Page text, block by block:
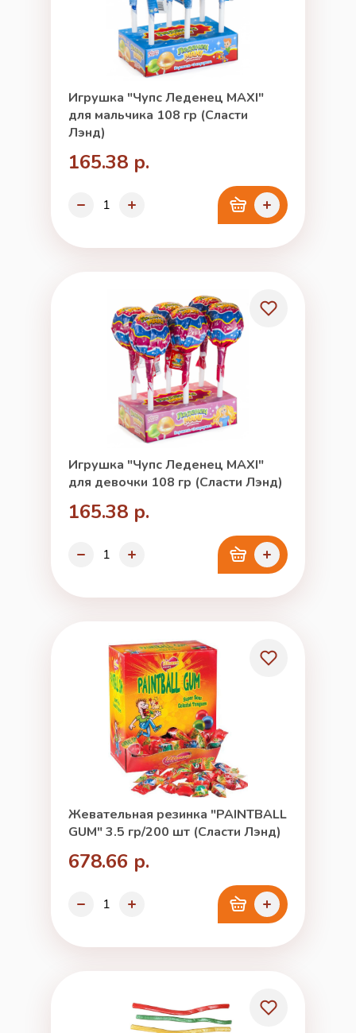
Игрушка "Чупс Леденец MAXI"
для мальчика 108 гр (Сласти
Лэнд)
165.38 р.
Игрушка "Чупс Леденец MAXI"
для девочки 108 гр (Сласти Лэнд)
165.38 р.
Жевательная резинка "PAINTBALL
GUM" 3.5 гр/200 шт (Сласти Лэнд)
678.66 р.